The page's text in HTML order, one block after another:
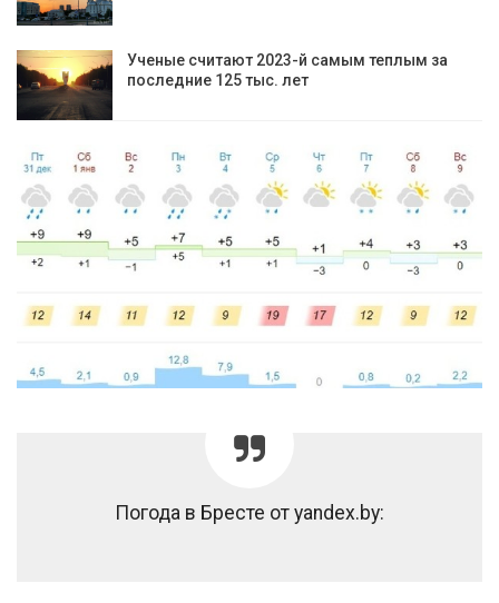
Ученые считают 2023-й самым теплым за
последние 125 тыс. лет
Погода в Бресте от yandex.by: